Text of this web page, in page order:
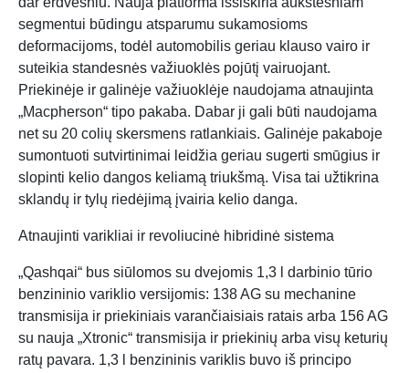
segmentui būdingu atsparumu sukamosioms
deformacijoms, todėl automobilis geriau klauso vairo ir
suteikia standesnės važiuoklės pojūtį vairuojant.
Priekinėje ir galinėje važiuoklėje naudojama atnaujinta
„Macpherson“ tipo pakaba. Dabar ji gali būti naudojama
net su 20 colių skersmens ratlankiais. Galinėje pakaboje
sumontuoti sutvirtinimai leidžia geriau sugerti smūgius ir
slopinti kelio dangos keliamą triukšmą. Visa tai užtikrina
sklandų ir tylų riedėjimą įvairia kelio danga.
Atnaujinti varikliai ir revoliucinė hibridinė sistema
„Qashqai“ bus siūlomos su dvejomis 1,3 l darbinio tūrio
benzininio variklio versijomis: 138 AG su mechanine
transmisija ir priekiniais varančiaisiais ratais arba 156 AG
su nauja „Xtronic“ transmisija ir priekinių arba visų keturių
ratų pavara. 1,3 l benzininis variklis buvo iš principo